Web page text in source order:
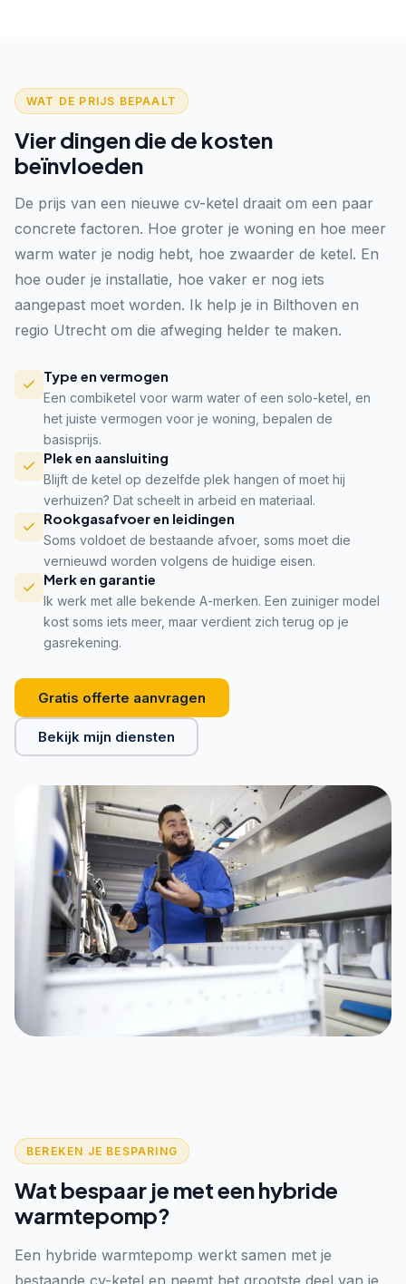
WAT DE PRIJS BEPAALT
Vier dingen die de kosten
beïnvloeden
De prijs van een nieuwe cv-ketel draait om een paar
concrete factoren. Hoe groter je woning en hoe meer
warm water je nodig hebt, hoe zwaarder de ketel. En
hoe ouder je installatie, hoe vaker er nog iets
aangepast moet worden. Ik help je in Bilthoven en
regio Utrecht om die afweging helder te maken.
Type en vermogen
Een combiketel voor warm water of een solo-ketel, en
het juiste vermogen voor je woning, bepalen de
basisprijs.
Plek en aansluiting
Blijft de ketel op dezelfde plek hangen of moet hij
verhuizen? Dat scheelt in arbeid en materiaal.
Rookgasafvoer en leidingen
Soms voldoet de bestaande afvoer, soms moet die
vernieuwd worden volgens de huidige eisen.
Merk en garantie
Ik werk met alle bekende A-merken. Een zuiniger model
kost soms iets meer, maar verdient zich terug op je
gasrekening.
Gratis offerte aanvragen
Bekijk mijn diensten
BEREKEN JE BESPARING
Wat bespaar je met een hybride
warmtepomp?
Een hybride warmtepomp werkt samen met je